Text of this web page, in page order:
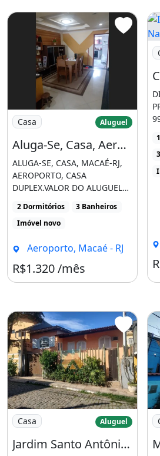
Macaé-Rj
Imagem: Aluga-Se, Casa,
Casa Aluguel
Aluga-Se, Casa, Aeroporto, Macaé-Rj
ALUGA-SE, CASA, MACAÉ-RJ,
AEROPORTO, CASA
DUPLEX.VALOR DO ALUGUEL
EM GESSO.NÃO [...]
2 Dormitórios
3 Banheiros
Imóvel novo
Aeroporto, Macaé - RJ
R$1.320 /mês
Quartos Sendo 1 Suíte
Imagem: Jardim Santo Antônio -
Casa Aluguel
Jardim Santo Antônio - Excelente Casa C/ 03 Qts, 03 Wc Amp Apos S e Churrasqueira